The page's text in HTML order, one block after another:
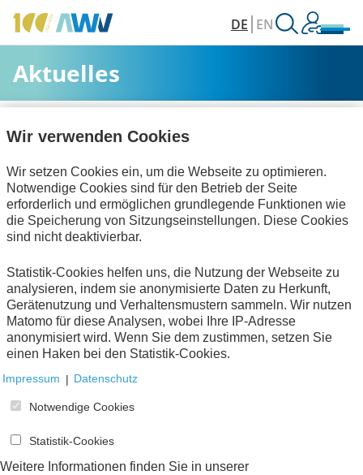
DE EN
Aktuelles
Alle Kategorien
Personalwirtschaft
zum Verein
Keine Nachrichten verfügbar.
Wir verwenden Cookies
Wir setzen Cookies ein, um die Webseite zu optimieren.
Notwendige Cookies sind für den Betrieb der Seite
erforderlich und ermöglichen grundlegende Funktionen wie
die Speicherung von Sitzungseinstellungen. Diese Cookies
sind nicht deaktivierbar.
Statistik-Cookies helfen uns, die Nutzung der Webseite zu
analysieren, indem sie anonymisierte Daten zu Herkunft,
Gerätenutzung und Verhaltensmustern sammeln. Wir nutzen
Matomo für diese Analysen, wobei Ihre IP-Adresse
anonymisiert wird. Wenn Sie dem zustimmen, setzen Sie
einen Haken bei den Statistik-Cookies.
Impressum | Datenschutz
Notwendige Cookies
Statistik-Cookies
Weitere Informationen finden Sie in unserer